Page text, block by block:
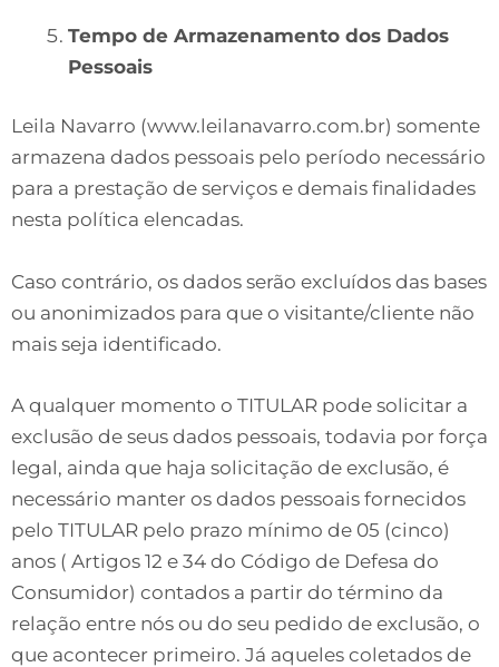
Tempo de Armazenamento dos Dados
Pessoais
Leila Navarro (www.leilanavarro.com.br) somente
armazena dados pessoais pelo período necessário
para a prestação de serviços e demais finalidades
nesta política elencadas.
Caso contrário, os dados serão excluídos das bases
ou anonimizados para que o visitante/cliente não
mais seja identificado.
A qualquer momento o TITULAR pode solicitar a
exclusão de seus dados pessoais, todavia por força
legal, ainda que haja solicitação de exclusão, é
necessário manter os dados pessoais fornecidos
pelo TITULAR pelo prazo mínimo de 05 (cinco)
anos ( Artigos 12 e 34 do Código de Defesa do
Consumidor) contados a partir do término da
relação entre nós ou do seu pedido de exclusão, o
que acontecer primeiro. Já aqueles coletados de